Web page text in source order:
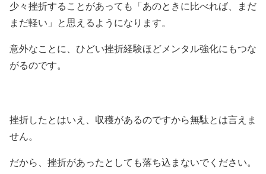
少々挫折することがあっても「あのときに比べれば、まだ
まだ軽い」と思えるようになります。
意外なことに、ひどい挫折経験ほどメンタル強化にもつな
がるのです。
挫折したとはいえ、収穫があるのですから無駄とは言えま
せん。
だから、挫折があったとしても落ち込まないでください。